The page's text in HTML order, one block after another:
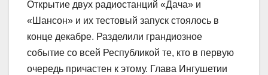
Открытие двух радиостанций «Дача» и
«Шансон» и их тестовый запуск стоялось в
конце декабре. Разделили грандиозное
событие со всей Республикой те, кто в первую
очередь причастен к этому. Глава Ингушетии